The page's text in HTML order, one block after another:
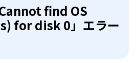
find OS
for disk 0」エラー